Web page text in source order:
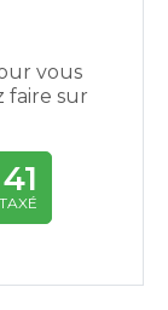
vous
faire sur